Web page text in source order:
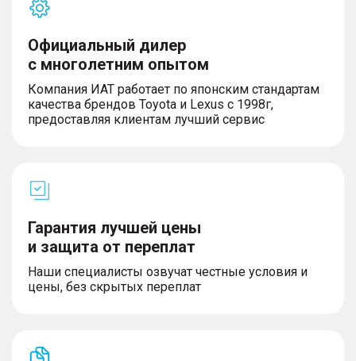
Официальный дилер
с многолетним опытом
Компания ИАТ работает по японским стандартам
качества брендов Toyota и Lexus с 1998г,
предоставляя клиентам лучший сервис
Гарантия лучшей цены
и защита от переплат
Наши специалисты озвучат честные условия и
цены, без скрытых переплат